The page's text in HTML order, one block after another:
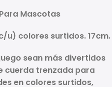
Mascotas
u) colores surtidos. 17cm.
sean más divertidos
cuerda trenzada para
en colores surtidos,